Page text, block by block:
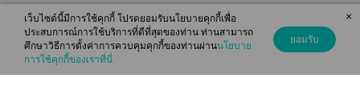
© 2026 readAwrite.com by MEB Corporation Public Company Limited
This site is protected by reCAPTCHA and the Google
เว็บไซต์นี้มีการใช้คุกกี้ โปรดยอมรับนโยบายคุกกี้เพื่อ
ประสบการณ์การใช้บริการที่ดีที่สุดของท่าน ท่านสามารถ
ศึกษาวิธีการตั้งค่าการควบคุมคุกกี้ของท่านผ่านนโยบาย
การใช้คุกกี้ของเราที่นี่
ยอมรับ
×